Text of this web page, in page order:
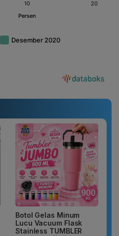
Botol Gelas Minum
Lucu Vacuum Flask
Stainless TUMBLER